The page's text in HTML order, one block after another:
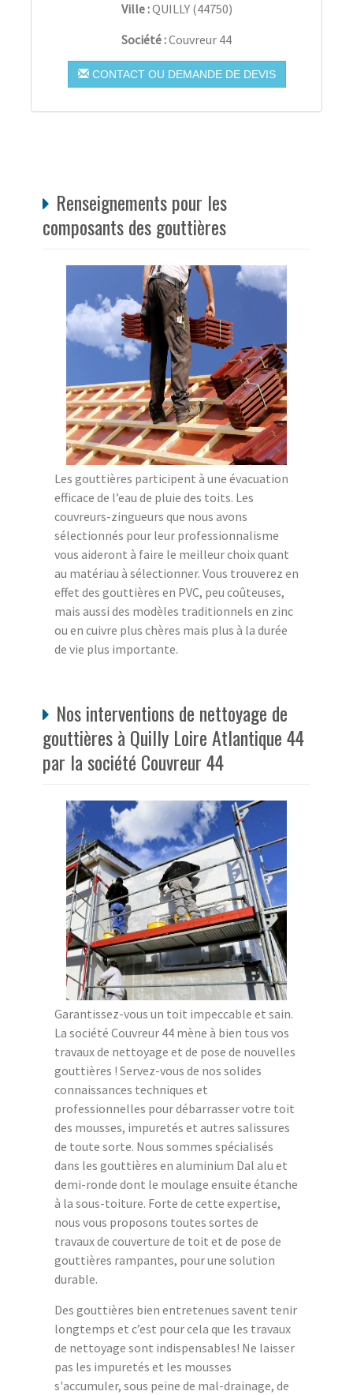
Ville :QUILLY(44750)
Société :Couvreur 44
CONTACT OU DEMANDE DE DEVIS
Renseignements pour les
composants des gouttières
Les gouttières participent à une évacuation
efficace de l’eau de pluie des toits. Les
couvreurs-zingueurs que nous avons
sélectionnés pour leur professionnalisme
vous aideront à faire le meilleur choix quant
au matériau à sélectionner. Vous trouverez en
effet des gouttières en PVC, peu coûteuses,
mais aussi des modèles traditionnels en zinc
ou en cuivre plus chères mais plus à la durée
de vie plus importante.
Nos interventions de nettoyage de
gouttières à Quilly Loire Atlantique 44
par la société Couvreur 44
Garantissez-vous un toit impeccable et sain.
La société Couvreur 44 mène à bien tous vos
travaux de nettoyage et de pose de nouvelles
gouttières ! Servez-vous de nos solides
connaissances techniques et
professionnelles pour débarrasser votre toit
des mousses, impuretés et autres salissures
de toute sorte. Nous sommes spécialisés
dans les gouttières en aluminium Dal alu et
demi-ronde dont le moulage ensuite étanche
à la sous-toiture. Forte de cette expertise,
nous vous proposons toutes sortes de
travaux de couverture de toit et de pose de
gouttières rampantes, pour une solution
durable.
Des gouttières bien entretenues savent tenir
longtemps et c’est pour cela que les travaux
de nettoyage sont indispensables! Ne laisser
pas les impuretés et les mousses
s'accumuler, sous peine de mal-drainage, de